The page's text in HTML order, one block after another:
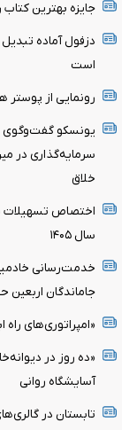
جایزه بهترین کتاب
است
رونمایی از پوستر
یونسکو گفت‌وگوی
سرمایه‌گذاری در
خلاق
سال ۱۴۰۵
جاماندگان اربعین
«امپراتوری‌های
«ده روز در
آسایشگاه روانی
تابستان در